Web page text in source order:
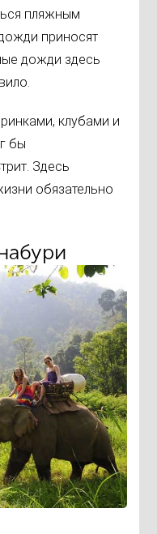
пляжным
приносят
дожди здесь
клубами и
бы
Здесь
обязательно